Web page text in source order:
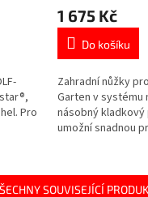
Pro
1 675 Kč
Do košíku
Zahradní nůžky
Garten v systému
násobný
umožní snadnou
SOUVISEJÍCÍ